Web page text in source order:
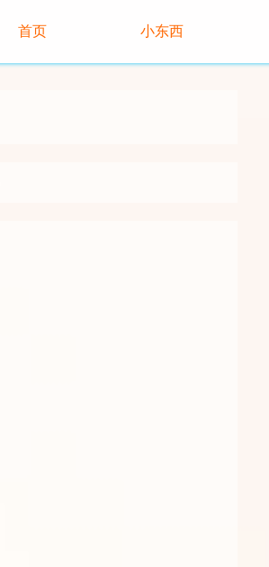
首页 小东西